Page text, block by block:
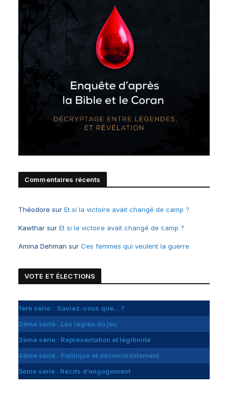
Commentaires récents
Théodore sur Et si la victoire avait changé de camp ?
Kawthar sur Et si la victoire avait changé de camp ?
Amina Dehman sur Ces femmes qui veulent la guerre
VOTE ET ÉLECTIONS
1ère série : Saviez-vous que… ?
2ème série : Les règles du jeu
3ème série : Représentation et légitimité
4ème série : Politique et désenchantement
5ème série : Récits d’engagement